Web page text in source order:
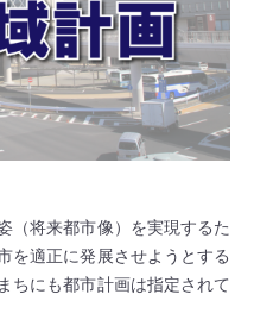
（将来都市像）を実現するた
を適正に発展させようとする
ちにも都市計画は指定されて